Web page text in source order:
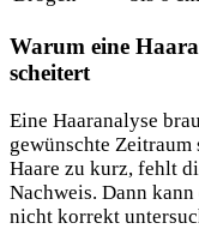
Warum eine
scheitert
Eine Haaranalyse
gewünschte
Haare zu kurz, fehlt
Nachweis. Dann
nicht korrekt